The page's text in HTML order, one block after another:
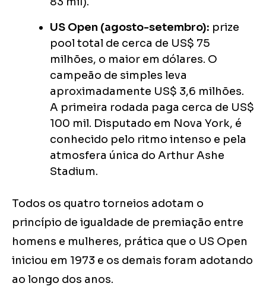
US Open (agosto-setembro): prize
pool total de cerca de US$ 75
milhões, o maior em dólares. O
campeão de simples leva
aproximadamente US$ 3,6 milhões.
A primeira rodada paga cerca de US$
100 mil. Disputado em Nova York, é
conhecido pelo ritmo intenso e pela
atmosfera única do Arthur Ashe
Stadium.
Todos os quatro torneios adotam o
princípio de igualdade de premiação entre
homens e mulheres, prática que o US Open
iniciou em 1973 e os demais foram adotando
ao longo dos anos.